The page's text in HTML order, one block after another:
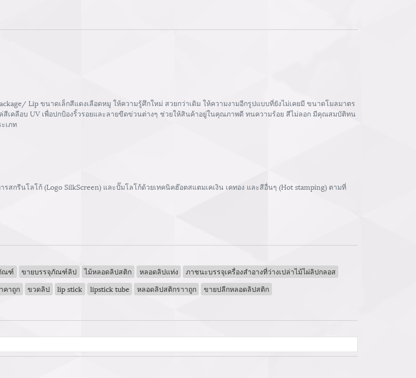
Lip ขนาดเล็กสีแดงเลือดหมู ให้ความรู้ศึกใหม่ สวยกว่าเดิม ให้ความงามอีกรูปแบบที่ยังไม่เคยมี ขนาดโมลมาตร
สีเคลือบ UV เพื่อปกป้องริ้วรอยและลายขีดข่วนต่างๆ ช่วยให้สินค้าอยู่ในคุณภาพดี ทนความร้อย สีไม่ลอก มีคุณสมบัติทน
เภท
สกรีนโลโก้ (Logo SilkScreen) และปั๊มโลโก้ด้วยเทคนิคฮ๊อตสแตมเคเงิน เคทอง และสีอื่นๆ (Hot stamping) ตามที่
ณฑ์ ขายบรรจุภัณฑ์ลิป ไม้หลอดลิปสติก หลอดลิปแท่ง
ภาชนะบรรจุเครื่องสำอางที่ว่างเปล่าไม้ไผ่ลิปกลอส
คาถูก ขวดลิป lip stick lipstick tube หลอดลิปสติกราาถูก ขายปลีกหลอดลิปสติก